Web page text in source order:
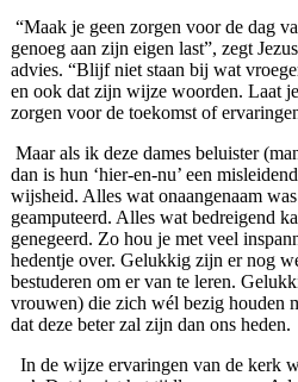
“Maak je geen zorgen voor de dag
genoeg aan zijn eigen last”, zegt
advies. “Blijf niet staan bij wat
en ook dat zijn wijze woorden. Laat
zorgen voor de toekomst of
Maar als ik deze dames beluister
dan is hun ‘hier-en-nu’ een
wijsheid. Alles wat onaangenaam
geamputeerd. Alles wat bedreigend
genegeerd. Zo hou je met veel
hedentje over. Gelukkig zijn er nog
bestuderen om er van te leren.
vrouwen) die zich wél bezig houden
dat deze beter zal zijn dan ons heden.
In de wijze ervaringen van de kerk